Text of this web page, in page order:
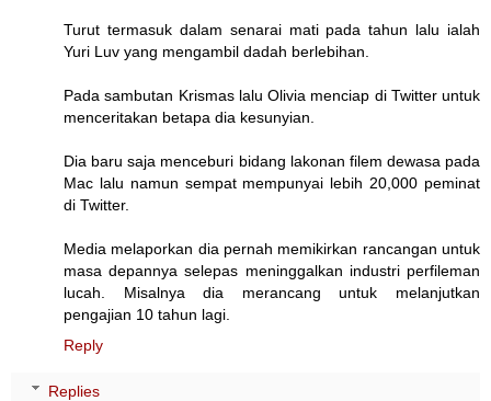
Turut termasuk dalam senarai mati pada tahun lalu ialah
Yuri Luv yang mengambil dadah berlebihan.
Pada sambutan Krismas lalu Olivia menciap di Twitter untuk
menceritakan betapa dia kesunyian.
Dia baru saja menceburi bidang lakonan filem dewasa pada
Mac lalu namun sempat mempunyai lebih 20,000 peminat
di Twitter.
Media melaporkan dia pernah memikirkan rancangan untuk
masa depannya selepas meninggalkan industri perfileman
lucah. Misalnya dia merancang untuk melanjutkan
pengajian 10 tahun lagi.
Reply
Replies